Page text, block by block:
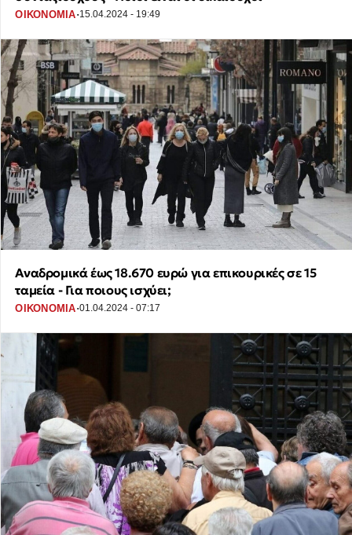
ΟΙΚΟΝΟΜΙΑ·15.04.2024 - 19:49
Αναδρομικά έως 18.670 ευρώ για επικουρικές σε 15
ταμεία - Για ποιους ισχύει;
ΟΙΚΟΝΟΜΙΑ·01.04.2024 - 07:17